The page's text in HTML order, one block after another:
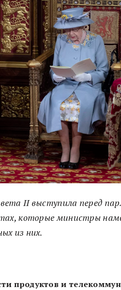
II выступила перед
которые министры
из них.
продуктов и